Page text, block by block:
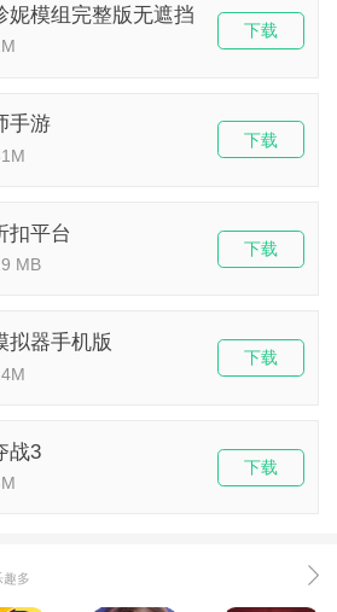
妮模组完整版无遮挡
下载
手游
下载
扣平台
MB
下载
拟器手机版
下载
战3
下载
趣多